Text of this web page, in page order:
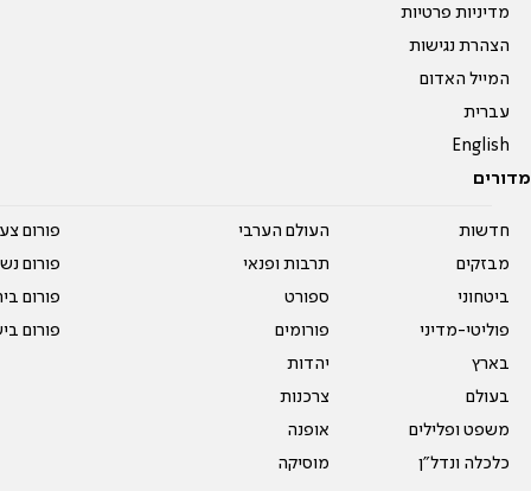
מדיניות פרטיות
הצהרת נגישות
המייל האדום
עברית
English
מדורים
חדשות
מבזקים
ביטחוני
פוליטי-מדיני
בארץ
בעולם
משפט ופלילים
כלכלה ונדל"ן
העולם הערבי
תרבות ופנאי
ספורט
פורומים
יהדות
צרכנות
אופנה
מוסיקה
פורום
פורום
פורום
פורום